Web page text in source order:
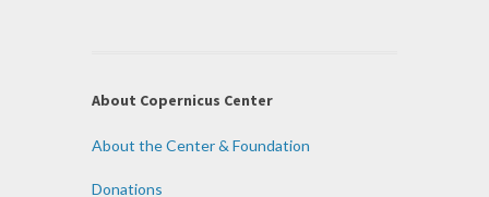
About Copernicus Center
About the Center & Foundation
Donations